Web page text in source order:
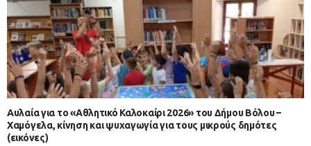
Αυλαία για το «Αθλητικό Καλοκαίρι 2026» του Δήμου Βόλου –
Χαμόγελα, κίνηση και ψυχαγωγία για τους μικρούς δημότες
(εικόνες)